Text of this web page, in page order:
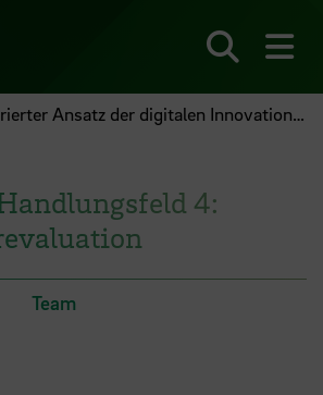
der digitalen Innovation in Studium und Lehre
4:
Team